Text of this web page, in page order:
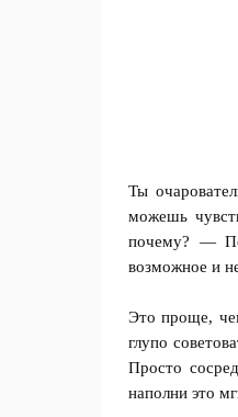
Ты
можешь
почему? —
возможное и
Это проще,
глупо
Просто
наполни это